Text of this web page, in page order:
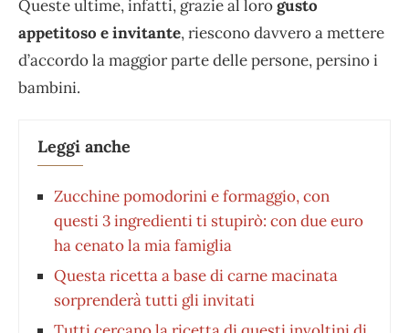
Queste ultime, infatti, grazie al lorogusto
appetitoso e invitante, riescono davvero a mettere
d’accordo la maggior parte delle persone, persino i
bambini.
Leggi anche
Zucchine pomodorini e formaggio, con
questi 3 ingredienti ti stupirò: con due euro
ha cenato la mia famiglia
Questa ricetta a base di carne macinata
sorprenderà tutti gli invitati